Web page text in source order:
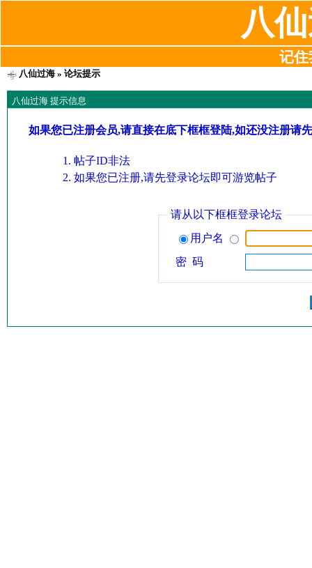
八
记住
八仙过海» 论坛提示
八仙过海 提示信息
如果您已注册会员,请直接在底下框框登陆,如还没注册请
帖子ID非法
如果您已注册,请先登录论坛即可游览帖子
请从以下框框登录论坛
用户名
密 码